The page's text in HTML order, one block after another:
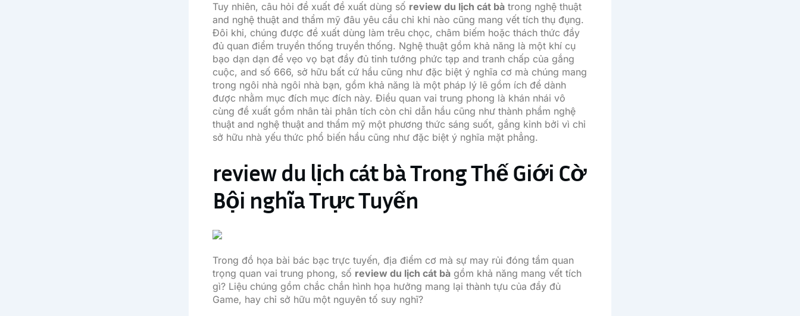
Tuy nhiên, câu hỏi đề xuất đề xuất dùng số review du lịch cát bà trong nghệ thuật
and nghệ thuật and thẩm mỹ đâu yêu cầu chỉ khi nào cũng mang vết tích thụ đụng.
Đôi khi, chúng được đề xuất dùng làm trêu chọc, châm biếm hoặc thách thức đầy
đủ quan điểm truyền thống truyền thống. Nghệ thuật gồm khả năng là một khí cụ
bạo dạn dạn để vẹo vọ bạt đầy đủ tinh tướng phức tạp and tranh chấp của gắng
cuộc, and số 666, sở hữu bất cứ hầu cũng như đặc biệt ý nghĩa cơ mà chúng mang
trong ngôi nhà ngôi nhà bạn, gồm khả năng là một pháp lý lẽ gồm ích để dành
được nhằm mục đích mục đích này. Điều quan vai trung phong là khán nhái vô
cùng đề xuất gồm nhân tài phân tích còn chỉ dẫn hầu cũng như thành phầm nghệ
thuật and nghệ thuật and thẩm mỹ một phương thức sáng suốt, gắng kỉnh bởi vì chỉ
sở hữu nhà yếu thức phổ biến hầu cũng như đặc biệt ý nghĩa mặt phẳng.
review du lịch cát bà Trong Thế Giới Cờ
Bội nghĩa Trực Tuyến
Trong đồ họa bài bác bạc trực tuyến, địa điểm cơ mà sự may rủi đóng tầm quan
trọng quan vai trung phong, số review du lịch cát bà gồm khả năng mang vết tích
gì? Liệu chúng gồm chắc chắn hình họa hưởng mang lại thành tựu của đầy đủ
Game, hay chỉ sở hữu một nguyên tố suy nghĩ?